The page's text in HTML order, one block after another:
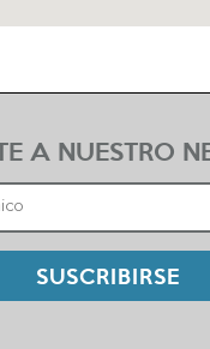
A NUESTRO
SUSCRIBIRSE